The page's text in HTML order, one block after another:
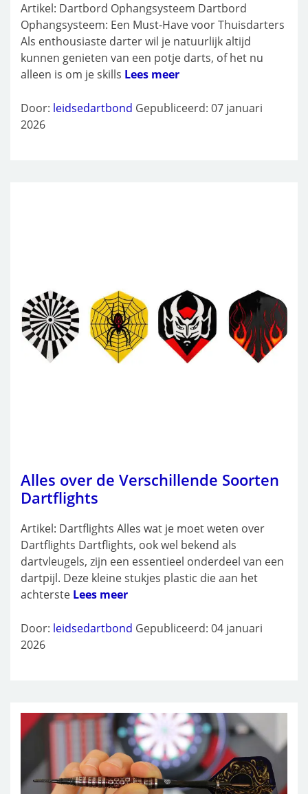
Artikel: Dartbord Ophangsysteem Dartbord
Ophangsysteem: Een Must-Have voor Thuisdarters
Als enthousiaste darter wil je natuurlijk altijd
kunnen genieten van een potje darts, of het nu
alleen is om je skills Lees meer
Door: leidsedartbond Gepubliceerd: 07 januari
2026
Alles over de Verschillende Soorten
Dartflights
Artikel: Dartflights Alles wat je moet weten over
Dartflights Dartflights, ook wel bekend als
dartvleugels, zijn een essentieel onderdeel van een
dartpijl. Deze kleine stukjes plastic die aan het
achterste Lees meer
Door: leidsedartbond Gepubliceerd: 04 januari
2026